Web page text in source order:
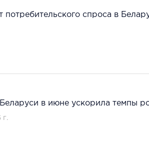
потребительского спроса в
в июне ускорила темпы